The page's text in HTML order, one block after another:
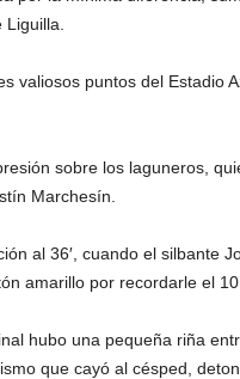
valiosos puntos del Estadio
sobre los laguneros,
Marchesín.
al 36′, cuando el silbante
amarillo por recordarle el
hubo una pequeña riña
que cayó al césped,